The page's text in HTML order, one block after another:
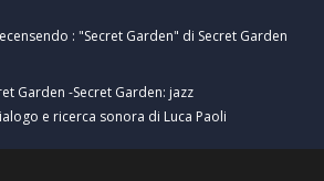
: "Secret Garden" di Secret Garden
Garden -Secret Garden: jazz
e ricerca sonora di Luca Paoli